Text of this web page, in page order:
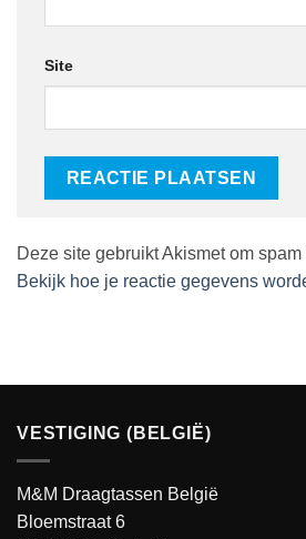
Site
Deze site gebruikt Akismet om
Bekijk hoe je reactie gegevens
VESTIGING (BELGIË)
M&M Draagtassen België
Bloemstraat 6